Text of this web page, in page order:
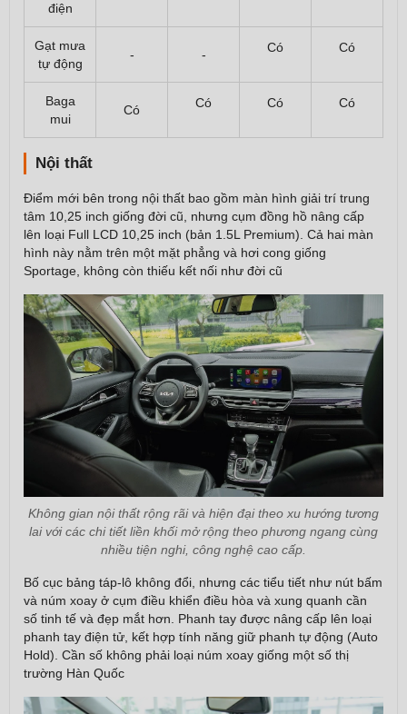
điện
Gạt mưa
tự động
- - Có Có
Baga
mui
Có Có Có Có
Nội thất
Điểm mới bên trong nội thất bao gồm màn hình giải trí trung
tâm 10,25 inch giống đời cũ, nhưng cụm đồng hồ nâng cấp
lên loại Full LCD 10,25 inch (bản 1.5L Premium). Cả hai màn
hình này nằm trên một mặt phẳng và hơi cong giống
Sportage, không còn thiếu kết nối như đời cũ
Không gian nội thất rộng rãi và hiện đại theo xu hướng tương
lai với các chi tiết liền khối mở rộng theo phương ngang cùng
nhiều tiện nghi, công nghệ cao cấp.
Bố cục bảng táp-lô không đổi, nhưng các tiểu tiết như nút bấm
và núm xoay ở cụm điều khiển điều hòa và xung quanh cần
số tinh tế và đẹp mắt hơn. Phanh tay được nâng cấp lên loại
phanh tay điện tử, kết hợp tính năng giữ phanh tự động (Auto
Hold). Cần số không phải loại núm xoay giống một số thị
trường Hàn Quốc